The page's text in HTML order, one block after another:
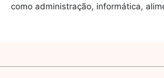
como administração, informática,